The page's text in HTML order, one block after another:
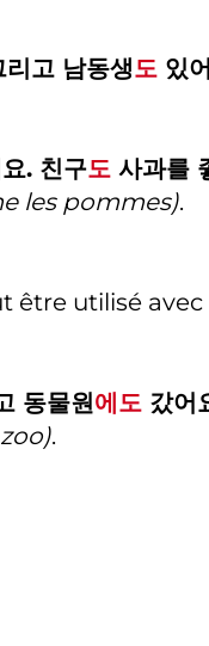
고 남동생도 있
. 친구도 사과를
les pommes).
être utilisé
동물원에도 갔어
.